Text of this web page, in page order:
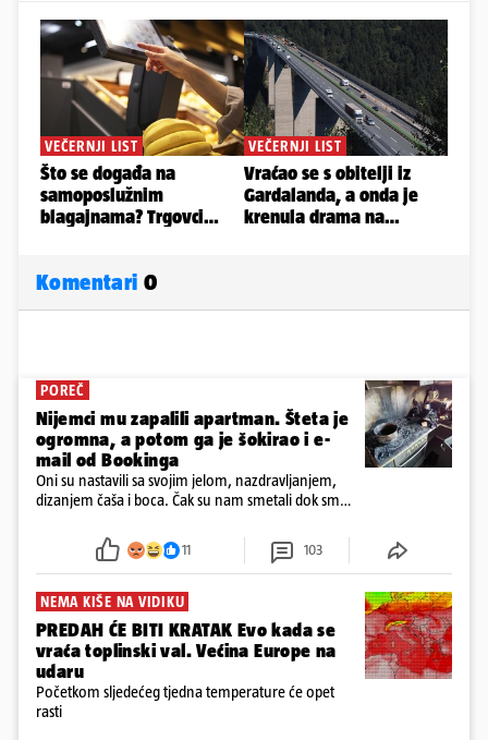
Komentari 0
POREČ
Nijemci mu zapalili apartman. Šteta je
ogromna, a potom ga je šokirao i e-
mail od Bookinga
Oni su nastavili sa svojim jelom, nazdravljanjem,
dizanjem čaša i boca. Čak su nam smetali dok smo
požar, rekao je vlasnik
11 103
NEMA KIŠE NA VIDIKU
PREDAH ĆE BITI KRATAK Evo kada se
vraća toplinski val. Većina Europe na
udaru
Početkom sljedećeg tjedna temperature će opet
rasti